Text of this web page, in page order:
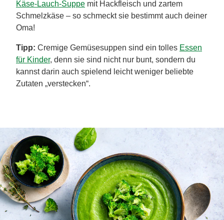
Käse-Lauch-Suppe mit Hackfleisch und zartem
Schmelzkäse – so schmeckt sie bestimmt auch deiner
Oma!
Tipp: Cremige Gemüsesuppen sind ein tolles Essen
für Kinder, denn sie sind nicht nur bunt, sondern du
kannst darin auch spielend leicht weniger beliebte
Zutaten „verstecken“.